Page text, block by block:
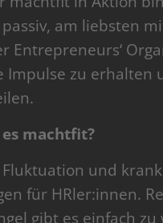
am liebsten
Entrepreneurs‘
zu erhalten
es machtfit?
und
für HRler:innen.
gibt es einfach